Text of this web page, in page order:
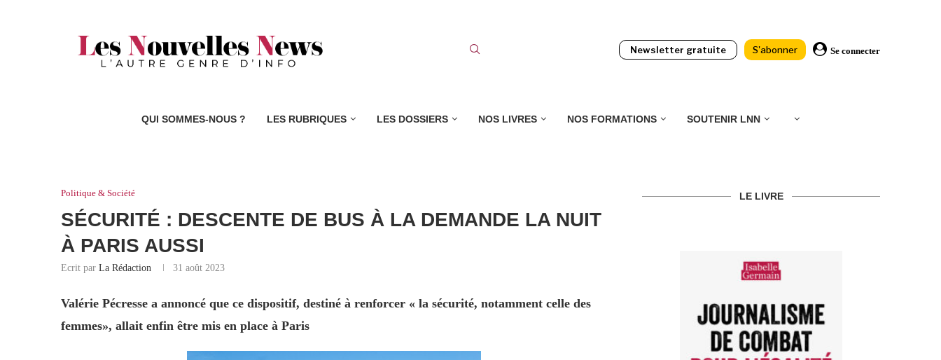
Newsletter gratuite S'abonner Se connecter
QUI SOMMES-NOUS ? LES RUBRIQUES LES DOSSIERS NOS LIVRES NOS FORMATIONS SOUTENIR LNN
Politique & Société
SÉCURITÉ : DESCENTE DE BUS À LA DEMANDE LA NUIT
À PARIS AUSSI
Ecrit par La Rédaction 31 août 2023
Valérie Pécresse a annoncé que ce dispositif, destiné à renforcer « la sécurité, notamment celle des
femmes», allait enfin être mis en place à Paris
LE LIVRE